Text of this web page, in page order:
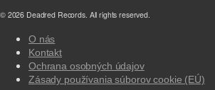
© 2026 Deadred Records. All rights reserved.
O nás
Kontakt
Ochrana osobných údajov
Zásady používania súborov cookie (EÚ)